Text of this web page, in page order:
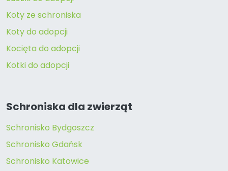
Koty ze schroniska
Koty do adopcji
Kocięta do adopcji
Kotki do adopcji
Schroniska dla zwierząt
Schronisko Bydgoszcz
Schronisko Gdańsk
Schronisko Katowice